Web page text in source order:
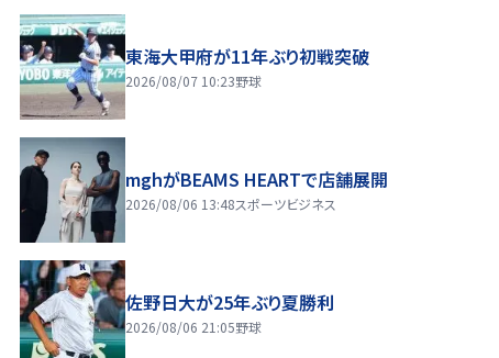
東海大甲府が11年ぶり初戦突破
2026/08/07 10:23野球
mghがBEAMS HEARTで店舗展開
2026/08/06 13:48スポーツビジネス
佐野日大が25年ぶり夏勝利
2026/08/06 21:05野球